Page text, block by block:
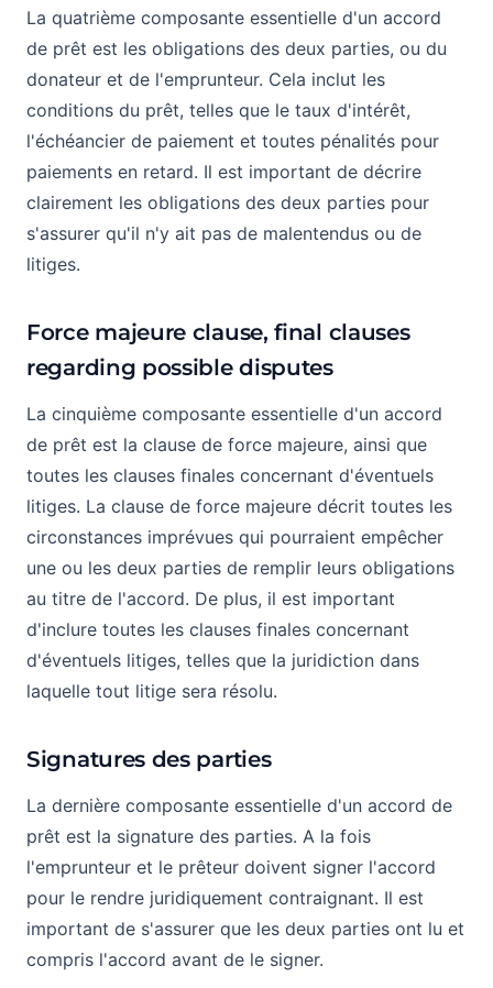
La quatrième composante essentielle d'un accord
de prêt est les obligations des deux parties, ou du
donateur et de l'emprunteur. Cela inclut les
conditions du prêt, telles que le taux d'intérêt,
l'échéancier de paiement et toutes pénalités pour
paiements en retard. Il est important de décrire
clairement les obligations des deux parties pour
s'assurer qu'il n'y ait pas de malentendus ou de
litiges.
Force majeure clause, final clauses
regarding possible disputes
La cinquième composante essentielle d'un accord
de prêt est la clause de force majeure, ainsi que
toutes les clauses finales concernant d'éventuels
litiges. La clause de force majeure décrit toutes les
circonstances imprévues qui pourraient empêcher
une ou les deux parties de remplir leurs obligations
au titre de l'accord. De plus, il est important
d'inclure toutes les clauses finales concernant
d'éventuels litiges, telles que la juridiction dans
laquelle tout litige sera résolu.
Signatures des parties
La dernière composante essentielle d'un accord de
prêt est la signature des parties. A la fois
l'emprunteur et le prêteur doivent signer l'accord
pour le rendre juridiquement contraignant. Il est
important de s'assurer que les deux parties ont lu et
compris l'accord avant de le signer.